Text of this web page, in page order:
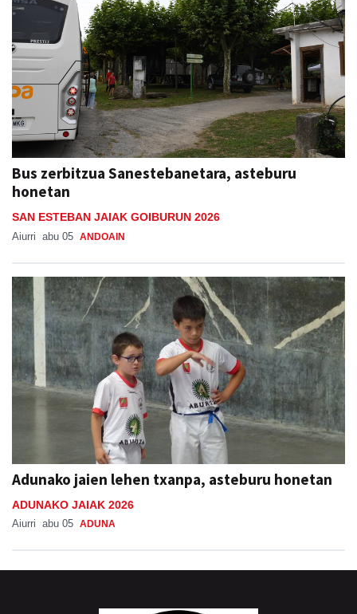
Bus zerbitzua Sanestebanetara, asteburu
honetan
SAN ESTEBAN JAIAK GOIBURUN 2026
Aiurri abu 05 ANDOAIN
Adunako jaien lehen txanpa, asteburu honetan
ADUNAKO JAIAK 2026
Aiurri abu 05 ADUNA